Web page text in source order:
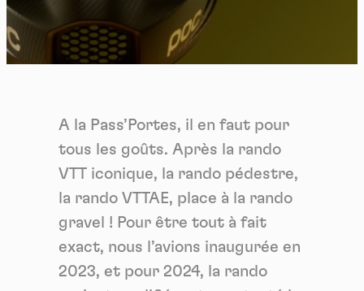
A la Pass’Portes, il en faut pour
tous les goûts. Après la rando
VTT iconique, la rando pédestre,
la rando VTTAE, place à la rando
gravel ! Pour être tout à fait
exact, nous l’avions inaugurée en
2023, et pour 2024, la rando